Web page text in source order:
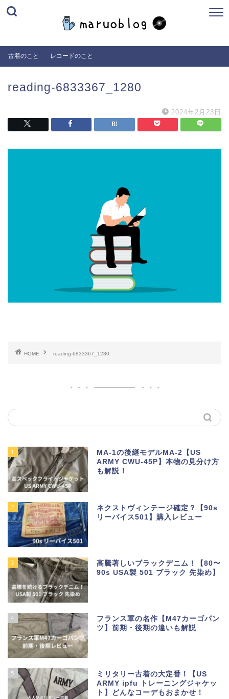
古着のこと レコードのこと
reading-6833367_1280
2024年2月23日
HOME reading-6833367_1280
1
MA-1の後継モデルMA-2【US
ARMY CWU-45P】本物の見分け方
も解説！
2
ネクストヴィンテージ確定？【90s
リーバイス501】購入レビュー
3
高騰著しいブラックデニム！【80〜
90s USA製 501 ブラック 先染め】
4
フランス軍の名作【M47カーゴパン
ツ】前期・後期の違いも解説
5
ミリタリー古着の大定番！【US
ARMY ipfu トレーニングジャケッ
ト】どんなコーデもおまかせ！